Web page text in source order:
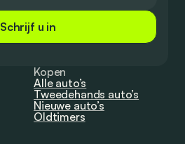
Schrijf u in
Kopen
Alle auto’s
Tweedehands auto’s
Nieuwe auto’s
Oldtimers